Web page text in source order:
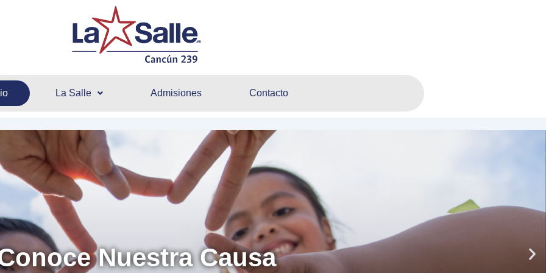
La Salle Admisiones Contacto
Nuestra Causa